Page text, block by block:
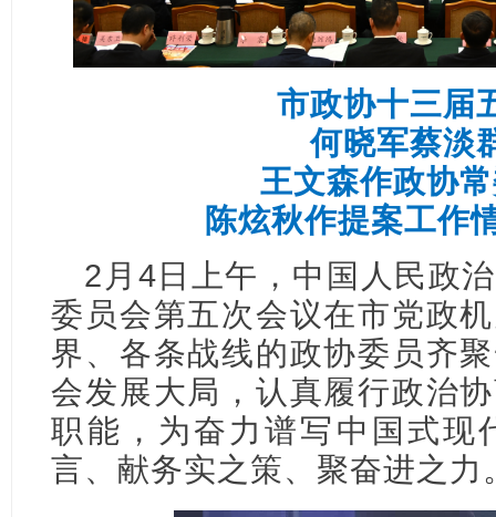
市政协十三届
何晓军蔡淡
王文森作政协
陈炫秋作提案工作
2月4日上午，中国人民政
委员会第五次会议在市党政
界、各条战线的政协委员齐
会发展大局，认真履行政治
职能，为奋力谱写中国式现
言、献务实之策、聚奋进之力